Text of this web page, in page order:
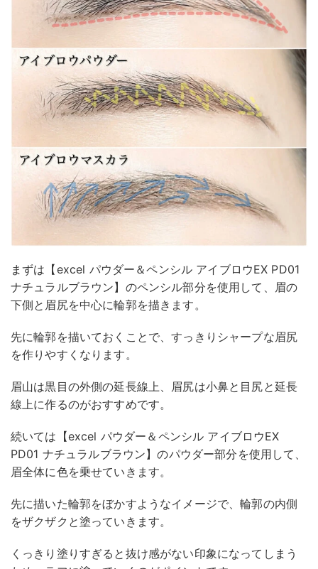
まずは【excel パウダー＆ペンシル アイブロウEX PD01
ナチュラルブラウン】のペンシル部分を使用して、眉の
下側と眉尻を中心に輪郭を描きます。
先に輪郭を描いておくことで、すっきりシャープな眉尻
を作りやすくなります。
眉山は黒目の外側の延長線上、眉尻は小鼻と目尻と延長
線上に作るのがおすすめです。
続いては【excel パウダー＆ペンシル アイブロウEX
PD01 ナチュラルブラウン】のパウダー部分を使用して、
眉全体に色を乗せていきます。
先に描いた輪郭をぼかすようなイメージで、輪郭の内側
をザクザクと塗っていきます。
くっきり塗りすぎると抜け感がない印象になってしまう